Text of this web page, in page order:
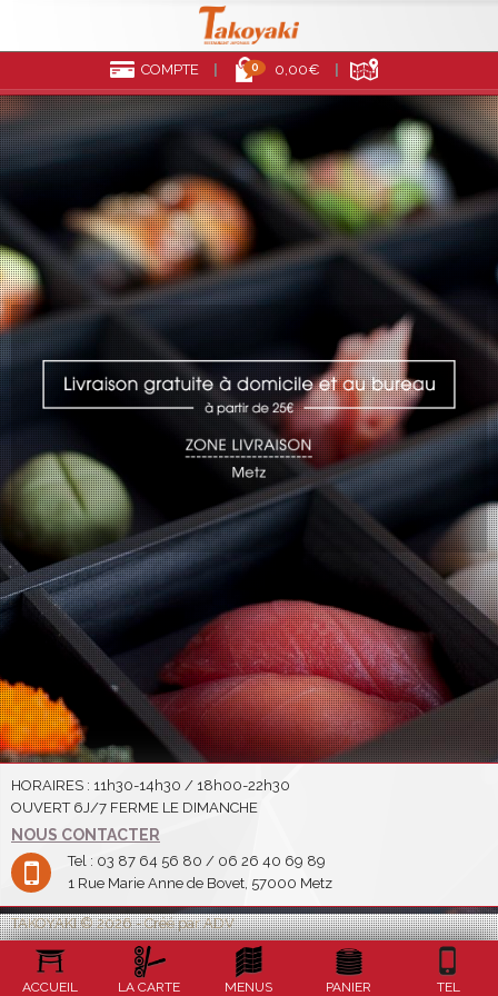
COMPTE 0 0,00€
HORAIRES : 11h30-14h30 / 18h00-22h30
OUVERT 6J/7 FERME LE DIMANCHE
NOUS CONTACTER
Tel : 03 87 64 56 80 / 06 26 40 69 89
1 Rue Marie Anne de Bovet, 57000 Metz
TAKOYAKI © 2026 - Créé par ADV
ACCUEIL LA CARTE MENUS PANIER TEL